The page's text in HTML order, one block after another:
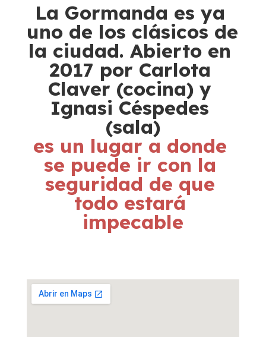
La Gormanda es ya
uno de los clásicos de
la ciudad. Abierto en
2017 por Carlota
Claver (cocina) y
Ignasi Céspedes
(sala)
es un lugar a donde
se puede ir con la
seguridad de que
todo estará
impecable